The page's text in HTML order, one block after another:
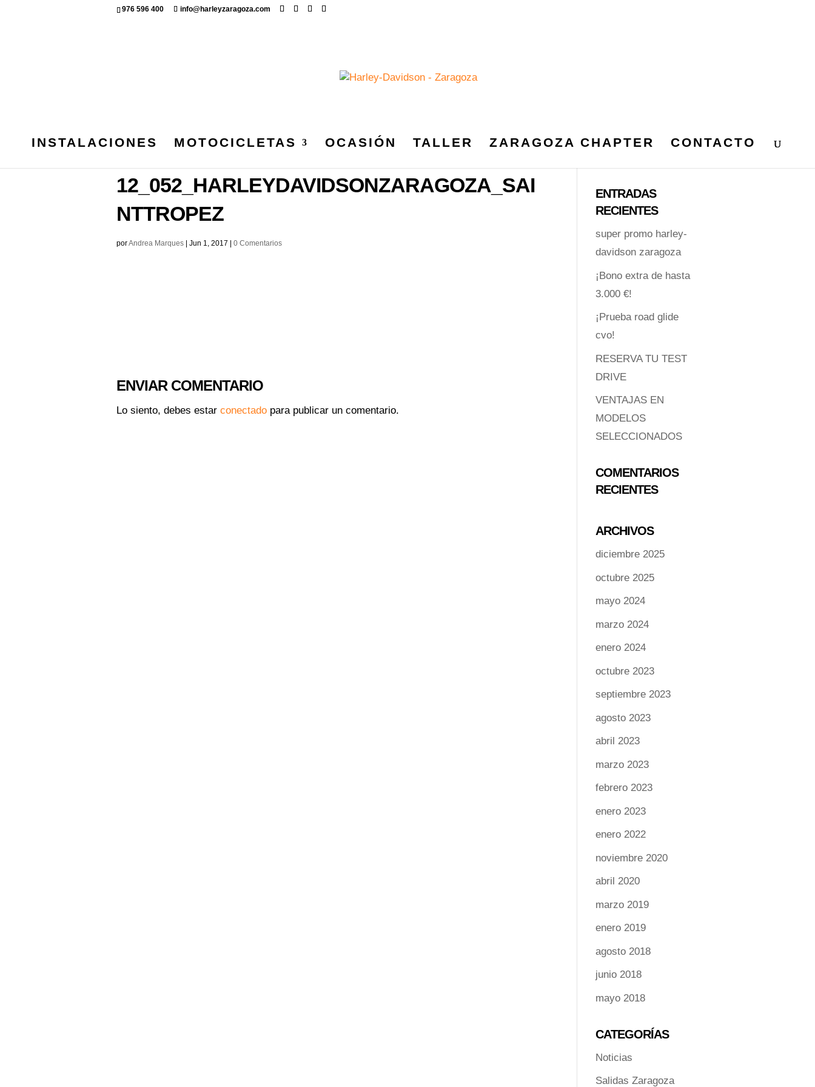
976 596 400 info@harleyzaragoza.com
INSTALACIONES MOTOCICLETAS OCASIÓN TALLER ZARAGOZA CHAPTER CONTACTO
12_052_HARLEYDAVIDSONZARAGOZA_SAI
NTTROPEZ
porAndrea Marques Jun 1, 2017 0 Comentarios
ENVIAR COMENTARIO
Lo siento, debes estar conectado para publicar un comentario.
ENTRADAS
RECIENTES
super promo harley-
davidson zaragoza
¡Bono extra de hasta
3.000 €!
¡Prueba road glide
cvo!
RESERVA TU TEST
DRIVE
VENTAJAS EN
MODELOS
SELECCIONADOS
COMENTARIOS
RECIENTES
ARCHIVOS
diciembre 2025
octubre 2025
mayo 2024
marzo 2024
enero 2024
octubre 2023
septiembre 2023
agosto 2023
abril 2023
marzo 2023
febrero 2023
enero 2023
enero 2022
noviembre 2020
abril 2020
marzo 2019
enero 2019
agosto 2018
junio 2018
mayo 2018
CATEGORÍAS
Noticias
Salidas Zaragoza